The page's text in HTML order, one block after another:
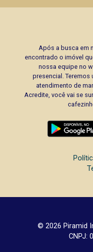
Após a busca em
encontrado o imóvel
nossa equipe no
presencial. Teremos
atendimento de
Acredite, você vai se
© 2026 Piramid
CNPJ: